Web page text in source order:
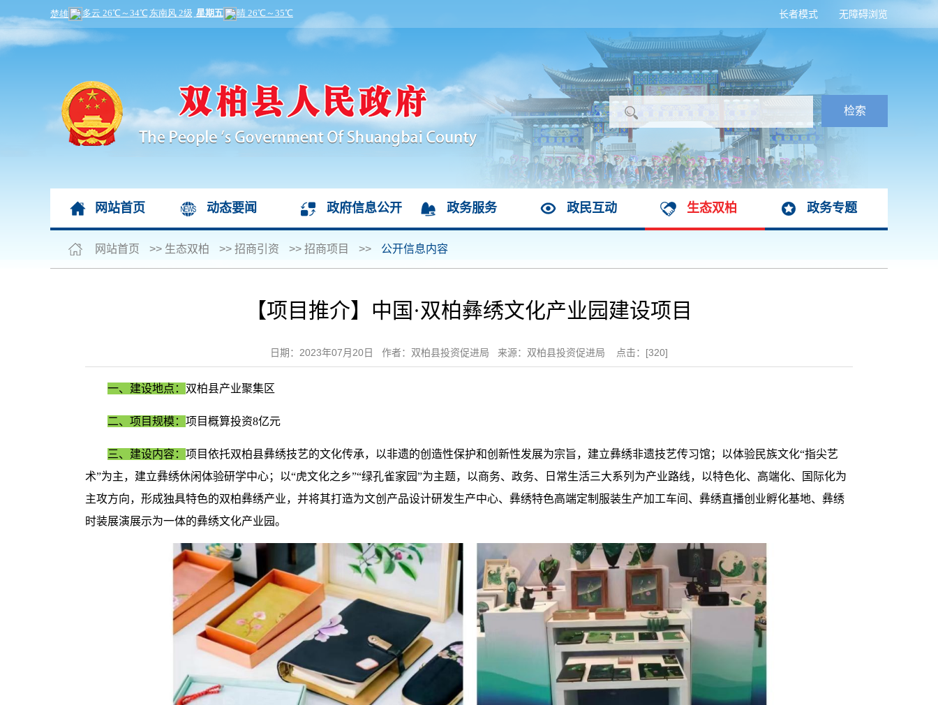
无障碍浏览
长者模式
网站首页 动态要闻 政府信息公开 政务服务 政民互动 生态双柏 政务专题
网站首页 >> 生态双柏 >> 招商引资 >> 招商项目 >> 公开信息内容
【项目推介】中国·双柏彝绣文化产业园建设项目
日期：2023年07月20日 作者：双柏县投资促进局 来源：双柏县投资促进局 点击：[320]
一、建设地点： 双柏县产业聚集区
二、项目规模： 项目概算投资8亿元
三、建设内容： 项目依托双柏县彝绣技艺的文化传承，以非遗的创造性保护和创新性发展为宗旨，建立彝绣非遗技艺传习馆；以体验民族文化“指尖艺
术”为主，建立彝绣休闲体验研学中心；以“虎文化之乡”“绿孔雀家园”为主题，以商务、政务、日常生活三大系列为产业路线，以特色化、高端化、国际化为
主攻方向，形成独具特色的双柏彝绣产业，并将其打造为文创产品设计研发生产中心、彝绣特色高端定制服装生产加工车间、彝绣直播创业孵化基地、彝绣
时装展演展示为一体的彝绣文化产业园。